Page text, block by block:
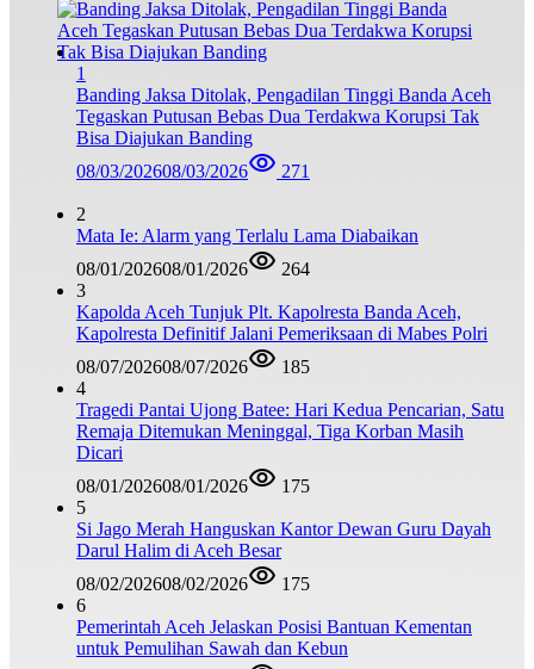
1
Banding Jaksa Ditolak, Pengadilan Tinggi Banda Aceh
Tegaskan Putusan Bebas Dua Terdakwa Korupsi Tak
Bisa Diajukan Banding
08/03/202608/03/2026 271
2
Mata Ie: Alarm yang Terlalu Lama Diabaikan
08/01/202608/01/2026
264
3
Kapolda Aceh Tunjuk Plt. Kapolresta Banda Aceh,
Kapolresta Definitif Jalani Pemeriksaan di Mabes Polri
08/07/202608/07/2026
185
4
Tragedi Pantai Ujong Batee: Hari Kedua Pencarian, Satu
Remaja Ditemukan Meninggal, Tiga Korban Masih
Dicari
08/01/202608/01/2026
175
5
Si Jago Merah Hanguskan Kantor Dewan Guru Dayah
Darul Halim di Aceh Besar
08/02/202608/02/2026
175
6
Pemerintah Aceh Jelaskan Posisi Bantuan Kementan
untuk Pemulihan Sawah dan Kebun